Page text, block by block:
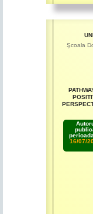
Şcoala
16/07/